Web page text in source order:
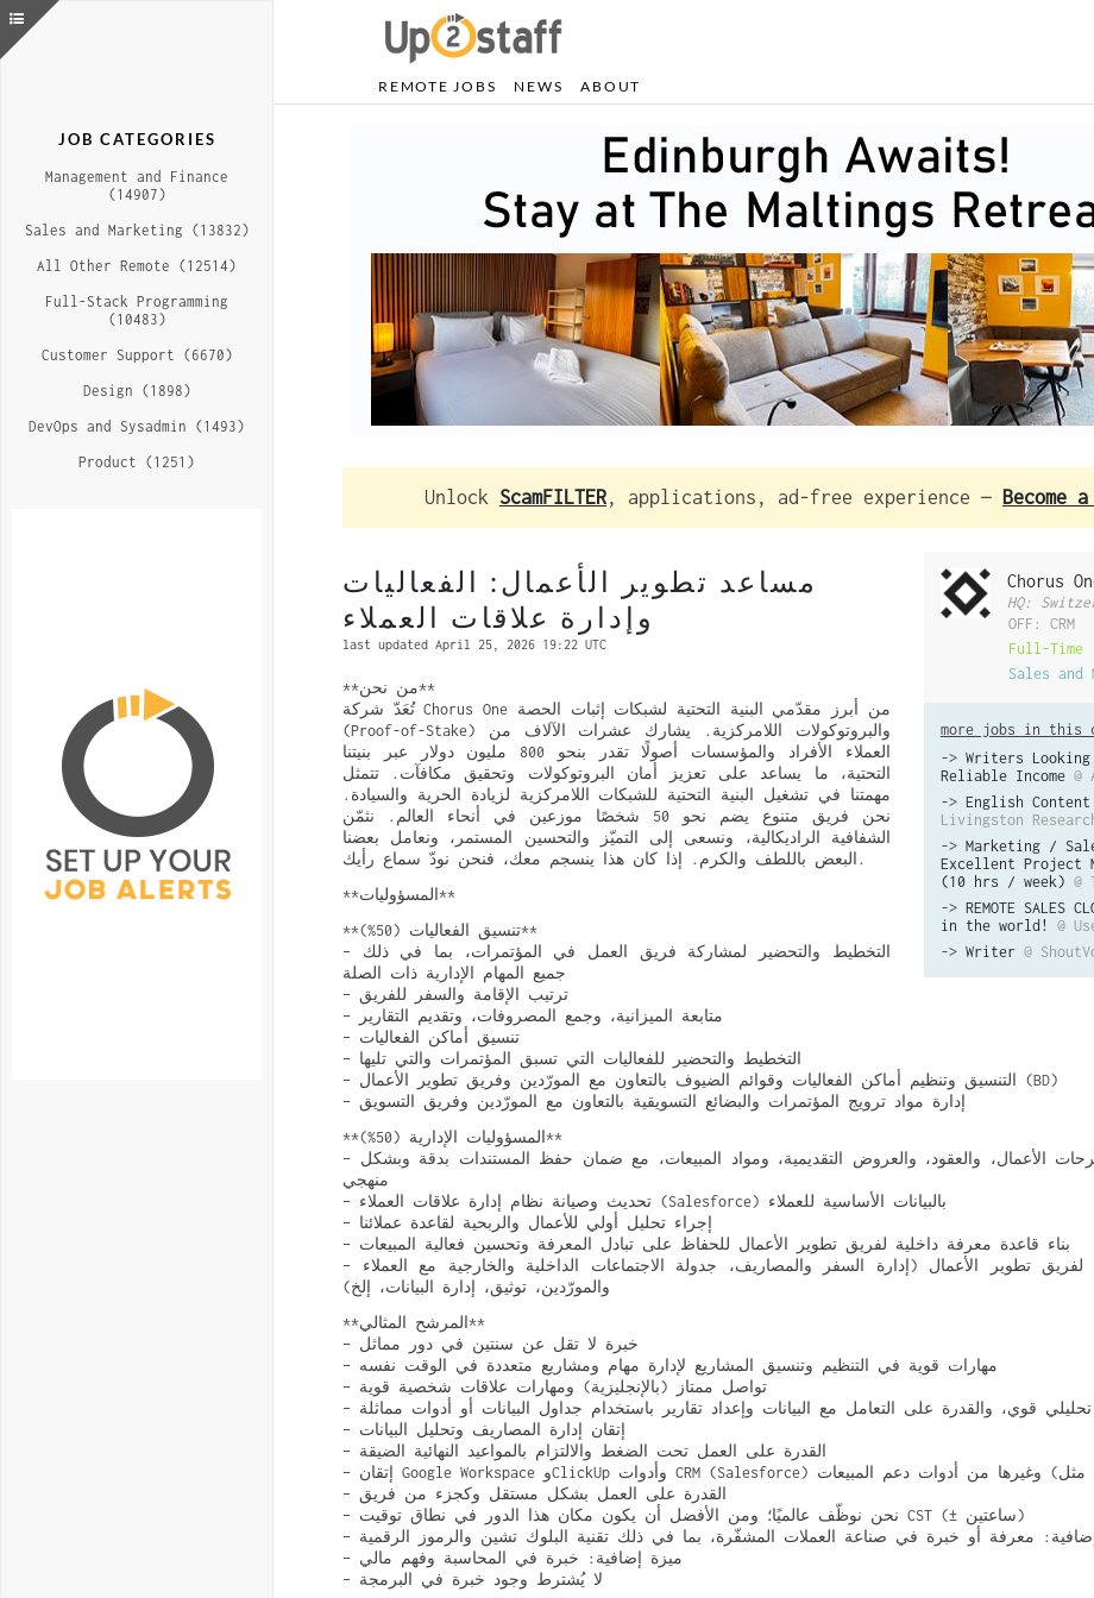
REMOTE JOBS NEWS ABOUT
Unlock ScamFILTER, applications, ad-free experience — Become a
مساعد تطوير الأعمال: الفعاليات
وإدارة علاقات العملاء
last updated April 25, 2026 19:22 UTC
Chorus
HQ:
OFF: CRM
Full-Time
Sales and
more jobs in this
-> Writers Looking
Reliable Income @
-> English
Livingston
-> Marketing /
Excellent Project
(10 hrs / week) @
-> REMOTE SALES
in the world!
@
-> Writer @
**من نحن**
تُعَدّ شركة Chorus One من أبرز مقدّمي البنية التحتية لشبكات إثبات الحصة
(Proof-of-Stake) والبروتوكولات اللامركزية. يشارك عشرات الآلاف من
العملاء الأفراد والمؤسسات أصولًا تقدر بنحو 800 مليون دولار عبر بنيتنا
التحتية، ما يساعد على تعزيز أمان البروتوكولات وتحقيق مكافآت. تتمثل
مهمتنا في تشغيل البنية التحتية للشبكات اللامركزية لزيادة الحرية والسيادة.
نحن فريق متنوع يضم نحو 50 شخصًا موزعين في أنحاء العالم. نثمّن
الشفافية الراديكالية، ونسعى إلى التميّز والتحسين المستمر، ونعامل بعضنا
البعض باللطف والكرم. إذا كان هذا ينسجم معك، فنحن نودّ سماع رأيك.
**المسؤوليات**
**تنسيق الفعاليات (50%)**
– التخطيط والتحضير لمشاركة فريق العمل في المؤتمرات، بما في ذلك
جميع المهام الإدارية ذات الصلة
– ترتيب الإقامة والسفر للفريق
– متابعة الميزانية، وجمع المصروفات، وتقديم التقارير
– تنسيق أماكن الفعاليات
– التخطيط والتحضير للفعاليات التي تسبق المؤتمرات والتي تليها
– التنسيق وتنظيم أماكن الفعاليات وقوائم الضيوف بالتعاون مع المورّدين وفريق تطوير الأعمال (BD)
– إدارة مواد ترويج المؤتمرات والبضائع التسويقية بالتعاون مع المورّدين وفريق التسويق
**المسؤوليات الإدارية (50%)**
– دعم إعداد وتطوير مقترحات الأعمال، والعقود، والعروض التقديمية، ومواد المبيعات، مع ضمان حفظ المستندات بدقة وبشكل
منهجي
– تحديث وصيانة نظام إدارة علاقات العملاء (Salesforce) بالبيانات الأساسية للعملاء
– إجراء تحليل أولي للأعمال والربحية لقاعدة عملائنا
– بناء قاعدة معرفة داخلية لفريق تطوير الأعمال للحفاظ على تبادل المعرفة وتحسين فعالية المبيعات
– تقديم دعم إداري عام لفريق تطوير الأعمال (إدارة السفر والمصاريف، جدولة الاجتماعات الداخلية والخارجية مع العملاء
والمورّدين، توثيق، إدارة البيانات، إلخ)
**المرشح المثالي**
– خبرة لا تقل عن سنتين في دور مماثل
– مهارات قوية في التنظيم وتنسيق المشاريع لإدارة مهام ومشاريع متعددة في الوقت نفسه
– تواصل ممتاز (بالإنجليزية) ومهارات علاقات شخصية قوية
تحليلي قوي، والقدرة على التعامل مع البيانات وإعداد تقارير باستخدام جداول البيانات أو أدوات مماثلة
– إتقان إدارة المصاريف وتحليل البيانات
– القدرة على العمل تحت الضغط والالتزام بالمواعيد النهائية الضيقة
– القدرة على العمل بشكل مستقل وكجزء من فريق
– نحن نوظّف عالميًا؛ ومن الأفضل أن يكون مكان هذا الدور في نطاق توقيت CST (± ساعتين)
إضافية: معرفة أو خبرة في صناعة العملات المشفّرة، بما في ذلك تقنية البلوك تشين والرموز الرقمية
– ميزة إضافية: خبرة في المحاسبة وفهم مالي
– لا يُشترط وجود خبرة في البرمجة
JOB CATEGORIES
Management and Finance
(14907)
Sales and Marketing (13832)
All Other Remote (12514)
Full-Stack Programming
(10483)
Customer Support (6670)
Design (1898)
DevOps and Sysadmin (1493)
Product (1251)